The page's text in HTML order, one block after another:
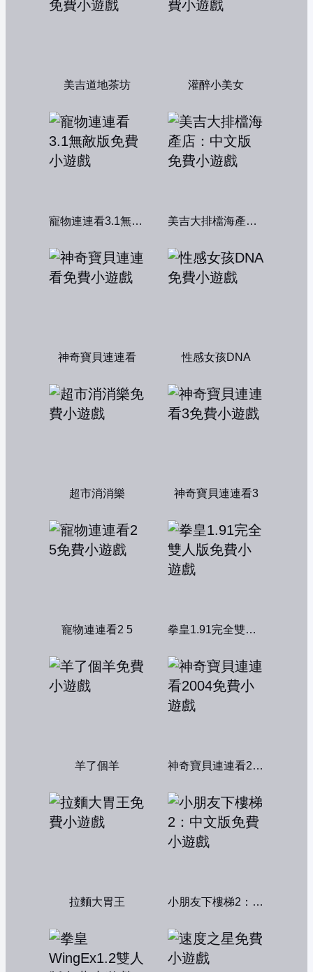
美吉道地茶坊 灌醉小美女
寵物連連看3.1無敵版 美吉大排檔海產店：中文版
神奇寶貝連連看 性感女孩DNA
超市消消樂 神奇寶貝連連看3
寵物連連看2 5 拳皇1.91完全雙人版
羊了個羊 神奇寶貝連連看2004
拉麵大胃王 小朋友下樓梯2：中文版